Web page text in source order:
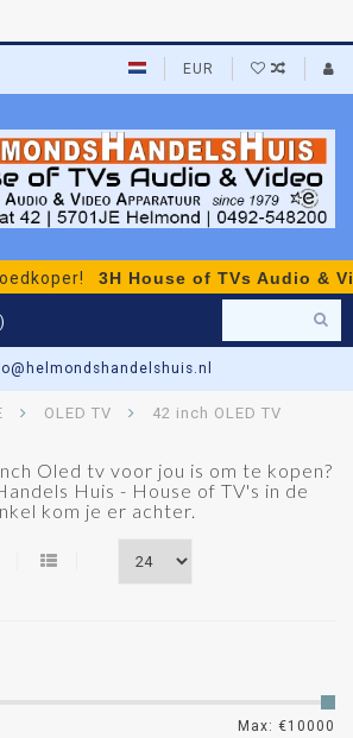
EUR
3H House of TVs Audio & Video
OLED TV 42 inch OLED TV
Oled tv voor jou is om te kopen?
Huis - House of TV's in de
kom je er achter.
Max: €10000